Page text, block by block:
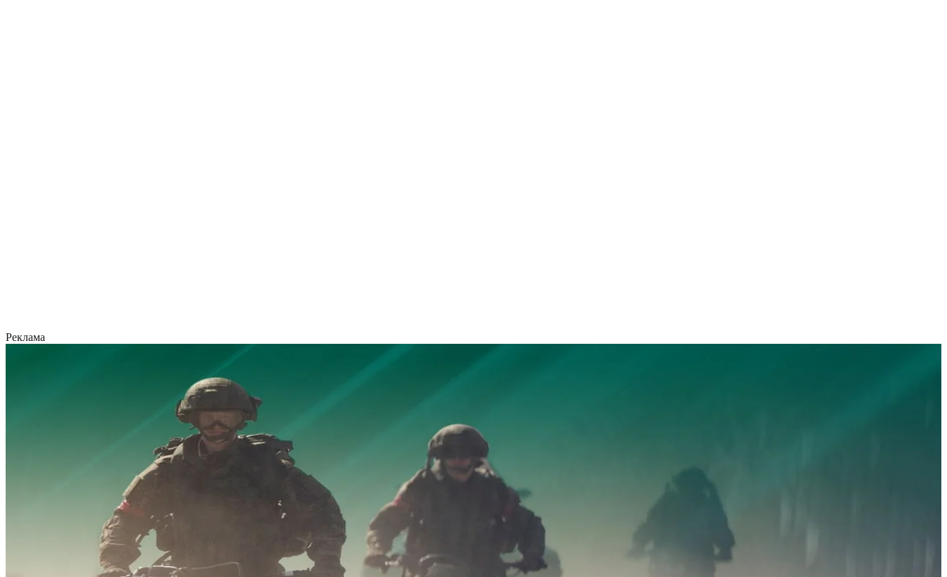
Реклама